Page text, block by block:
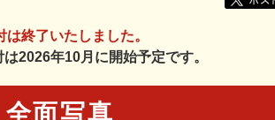
は終了いたしました。
は2026年10月に開始予定です。
面写真